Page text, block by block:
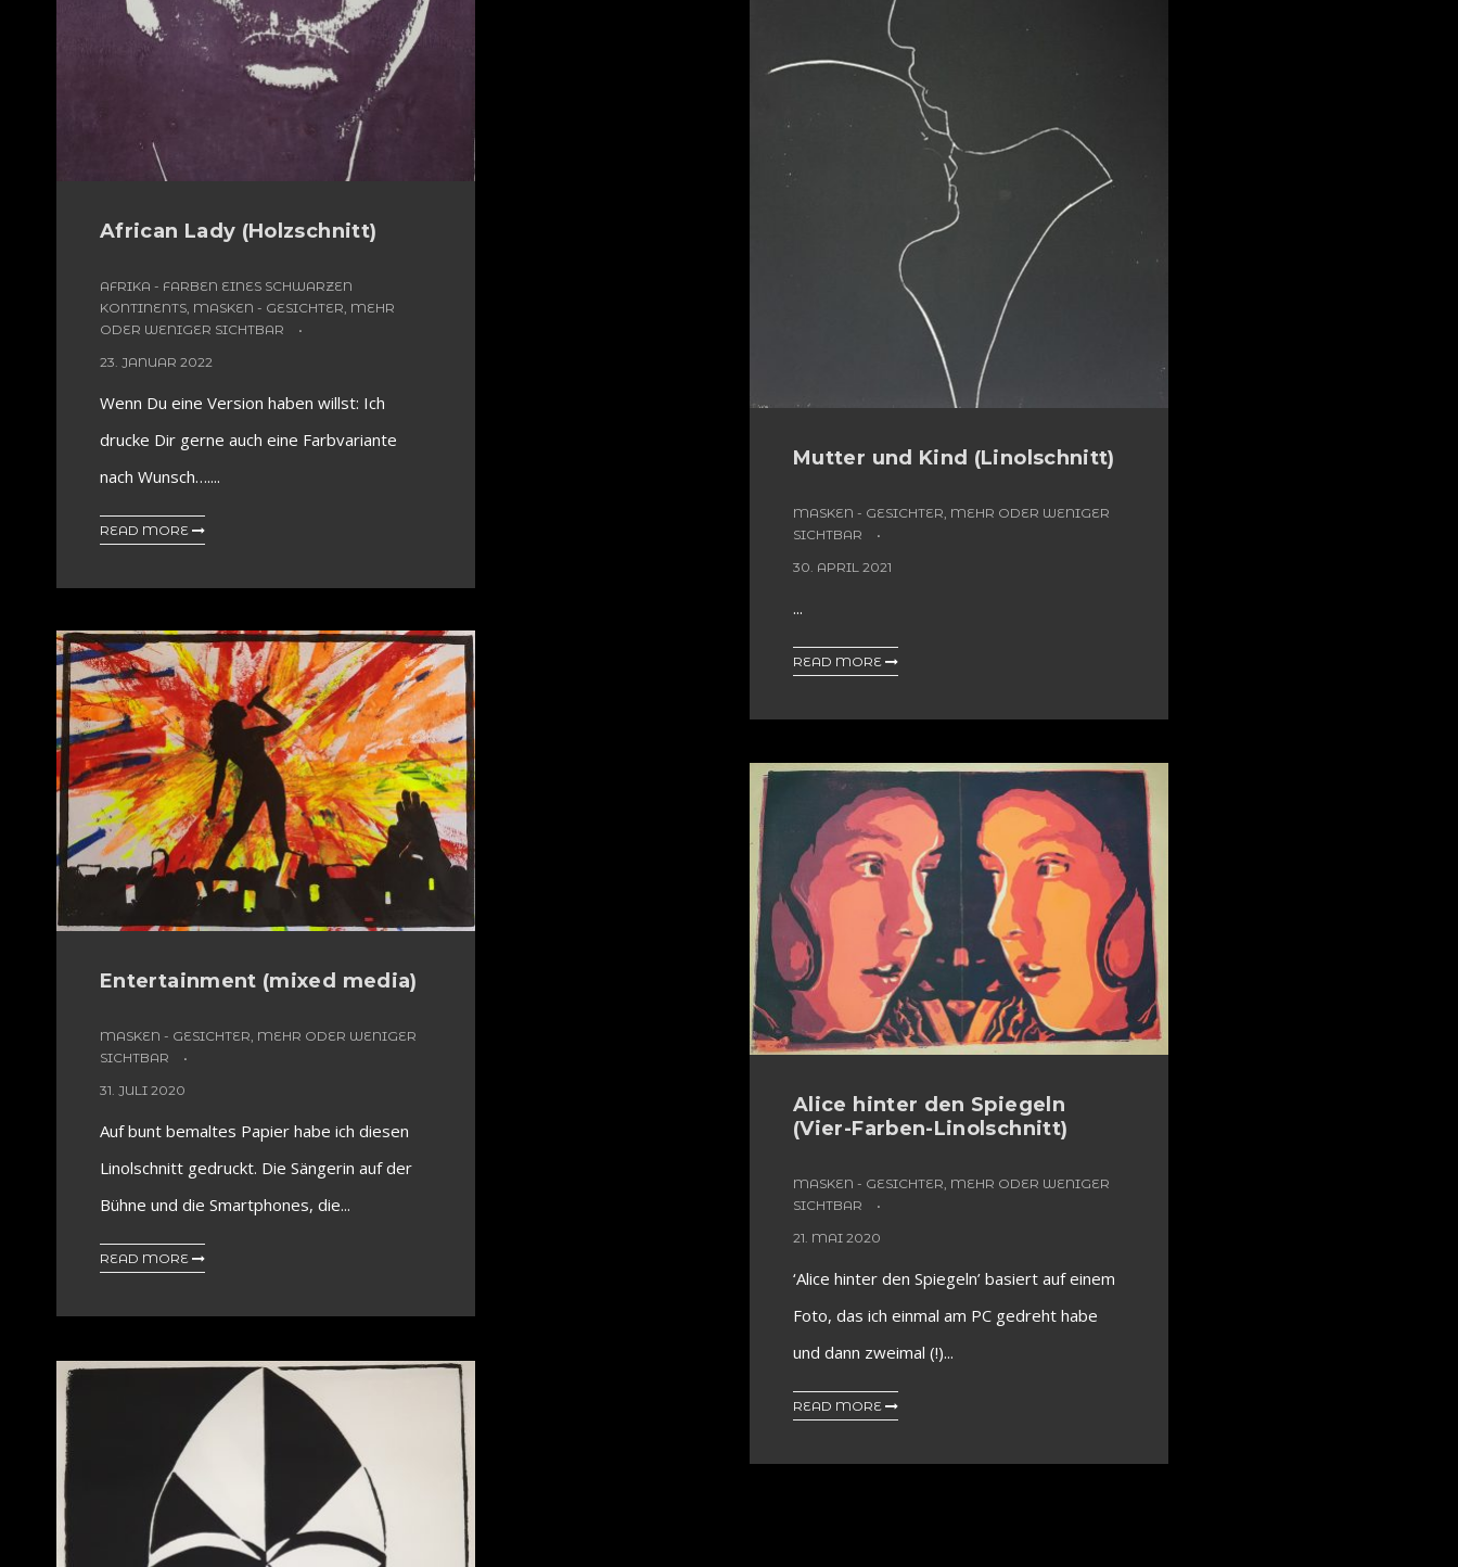
African Lady (Holzschnitt)
AFRIKA - FARBEN EINES SCHWARZEN
KONTINENTS MASKEN - GESICHTER, MEHR
ODER WENIGER SICHTBAR
23. JANUAR 2022
Wenn Du eine Version haben willst: Ich
drucke Dir gerne auch eine Farbvariante
nach Wunsch…....
READ MORE
Mutter und Kind (Linolschnitt)
MASKEN - GESICHTER, MEHR ODER WENIGER
SICHTBAR
30. APRIL 2021
...
READ MORE
Entertainment (mixed media)
MASKEN - GESICHTER, MEHR ODER WENIGER
SICHTBAR
31. JULI 2020
Auf bunt bemaltes Papier habe ich diesen
Linolschnitt gedruckt. Die Sängerin auf der
Bühne und die Smartphones, die...
READ MORE
Alice hinter den Spiegeln
(Vier-Farben-Linolschnitt)
MASKEN - GESICHTER, MEHR ODER WENIGER
SICHTBAR
21. MAI 2020
‘Alice hinter den Spiegeln’ basiert auf einem
Foto, das ich einmal am PC gedreht habe
und dann zweimal (!)...
READ MORE